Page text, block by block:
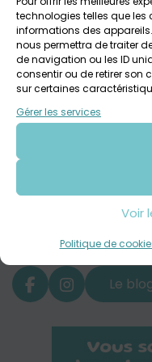
technologies telles que
informations des
nous permettra de traiter
de navigation ou les ID
consentir ou de retirer son
sur certaines
Gérer les services
Voir
Politique de
Inscription
à la
actualités sur
Le